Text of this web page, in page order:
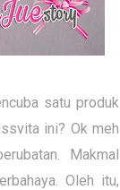
satu produk
ini? Ok meh
Makmal
Oleh itu,